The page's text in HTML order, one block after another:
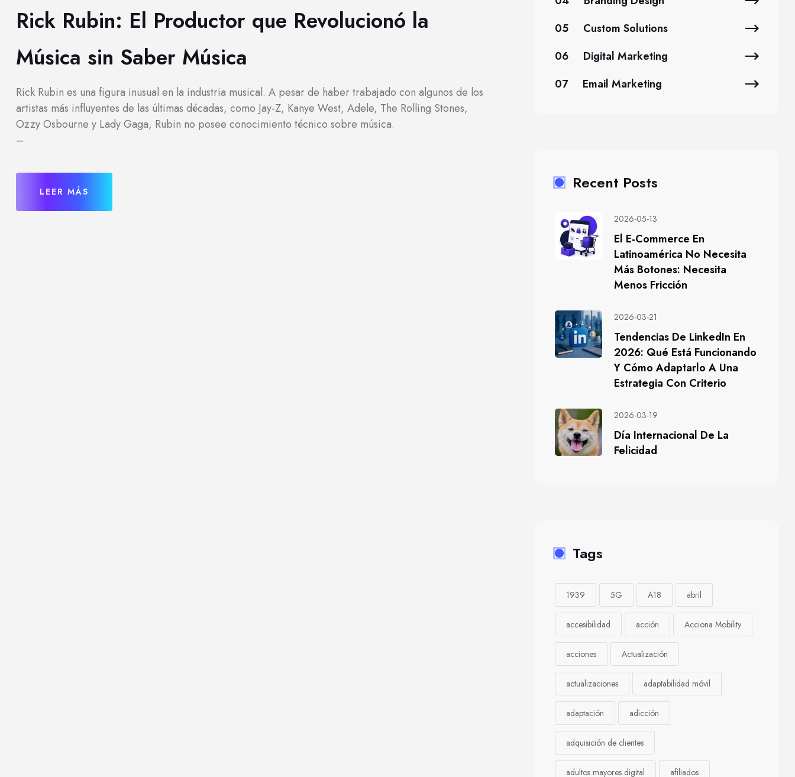
Rick Rubin: El Productor que Revolucionó la
Música sin Saber Música
Rick Rubin es una figura inusual en la industria musical. A pesar de haber trabajado con algunos de los
artistas más influyentes de las últimas décadas, como Jay-Z, Kanye West, Adele, The Rolling Stones,
Ozzy Osbourne y Lady Gaga, Rubin no posee conocimiento técnico sobre música.
–
LEER MÁS
05
Custom Solutions
06
Digital Marketing
07
Email Marketing
Recent Posts
2026-05-13
El E-Commerce En
Latinoamérica No Necesita
Más Botones: Necesita
Menos Fricción
2026-03-21
Tendencias De LinkedIn En
2026: Qué Está Funcionando
Y Cómo Adaptarlo A Una
Estrategia Con Criterio
2026-03-19
Día Internacional De La
Felicidad
Tags
1939 5G A18 abril
accesibilidad acción Acciona Mobility
acciones Actualización
actualizaciones adaptabilidad móvil
adaptación adicción
adquisición de clientes
adultos mayores digital afiliados